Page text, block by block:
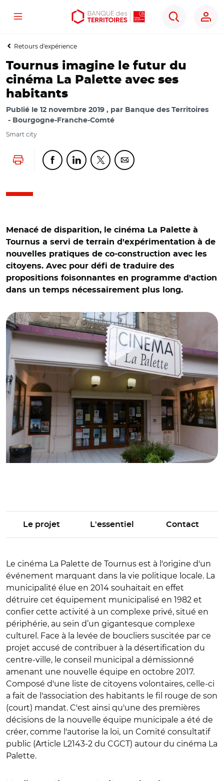
Aller
contenu
Aller
menu
Ouvrir
outils
Menu
Rechercher
Retours d'expérience
Tournus imagine le futur du
cinéma La Palette avec ses
habitants
Publié le 12 novembre 2019 par Banque des Territoires
Bourgogne-Franche-Comté
Smart city
Lancer l'impressionPartager cette page sur Facebook
Partager cette page sur Linkedin
Partager cette page sur Twitter
Partager cette page sur
Menacé de disparition, le cinéma La Palette à
Tournus a servi de terrain d'expérimentation à de
nouvelles pratiques de co-construction avec les
citoyens. Avec pour défi de traduire des
propositions foisonnantes en programme d'action
dans un temps nécessairement plus long.
Le projet L'essentiel Contact
Le cinéma La Palette de Tournus est à l'origine d'un
événement marquant dans la vie politique locale. La
municipalité élue en 2014 souhaitait en effet
détruire cet équipement municipalisé en 1982 et
confier cette activité à un complexe privé, situé en
périphérie, au sein d’un gigantesque complexe
culturel. Face à la levée de boucliers suscitée par ce
projet accusé de contribuer à la désertification du
centre-ville, le conseil municipal a démissionné
amenant une nouvelle équipe en octobre 2017.
Composé d'une liste de citoyens volontaires, celle-ci
a fait de l'association des habitants le fil rouge de son
(court) mandat. C'est ainsi qu'une des premières
décisions de la nouvelle équipe municipale a été de
créer, comme l'autorise la loi, un Comité consultatif
public (Article L2143-2 du CGCT) autour du cinéma La
Palette.